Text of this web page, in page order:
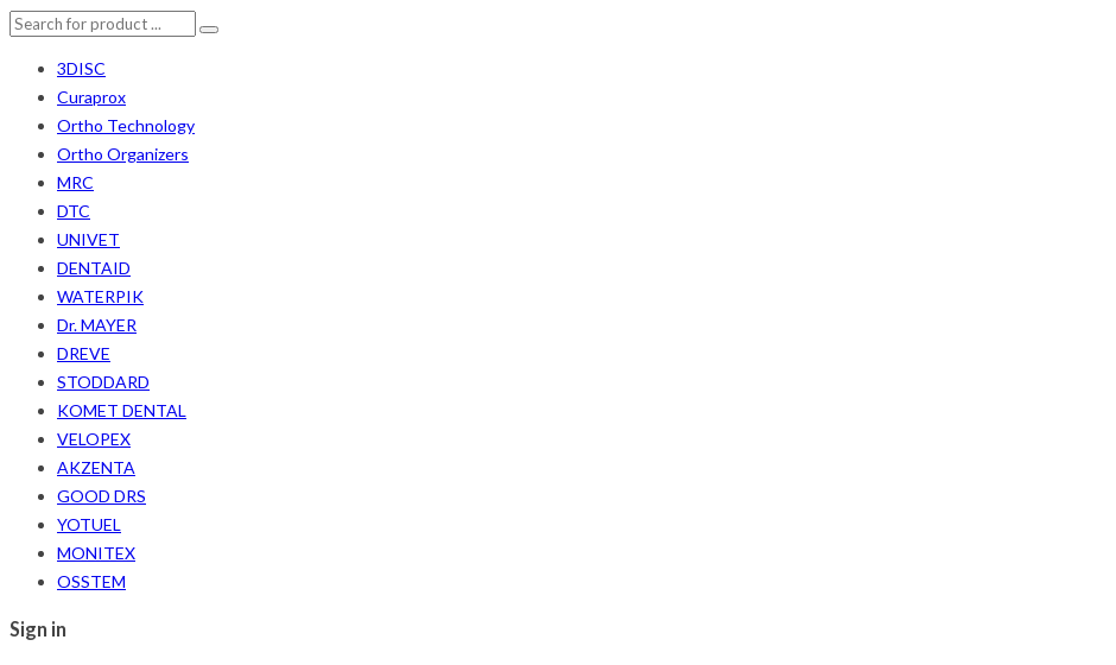
3DISC
Curaprox
Ortho Technology
Ortho Organizers
MRC
DTC
UNIVET
DENTAID
WATERPIK
Dr. MAYER
DREVE
STODDARD
KOMET DENTAL
VELOPEX
AKZENTA
GOOD DRS
YOTUEL
MONITEX
OSSTEM
Sign in